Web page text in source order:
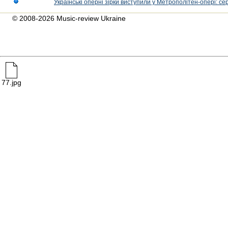
Українські оперні зірки виступили у Метрополітен-опері:
© 2008-2026 Music-review Ukraine
77.jpg